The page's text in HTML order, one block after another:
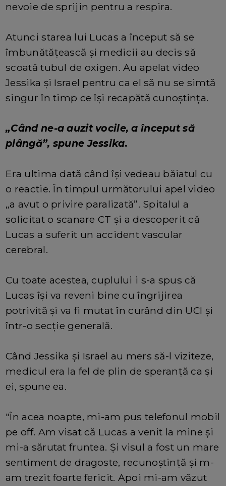
nevoie de sprijin pentru a respira.
Atunci starea lui Lucas a început să se
îmbunătățească și medicii au decis să
scoată tubul de oxigen. Au apelat video
Jessika și Israel pentru ca el să nu se simtă
singur în timp ce își recapătă cunoștința.
„Când ne-a auzit vocile, a început să
plângă”, spune Jessika.
Era ultima dată când își vedeau băiatul cu
o reactie. În timpul următorului apel video
„a avut o privire paralizată”. Spitalul a
solicitat o scanare CT și a descoperit că
Lucas a suferit un accident vascular
cerebral.
Cu toate acestea, cuplului i s-a spus că
Lucas își va reveni bine cu îngrijirea
potrivită și va fi mutat în curând din UCI și
într-o secție generală.
Când Jessika și Israel au mers să-l viziteze,
medicul era la fel de plin de speranță ca și
ei, spune ea.
"În acea noapte, mi-am pus telefonul mobil
pe off. Am visat că Lucas a venit la mine și
mi-a sărutat fruntea. Și visul a fost un mare
sentiment de dragoste, recunoștință și m-
am trezit foarte fericit. Apoi mi-am văzut